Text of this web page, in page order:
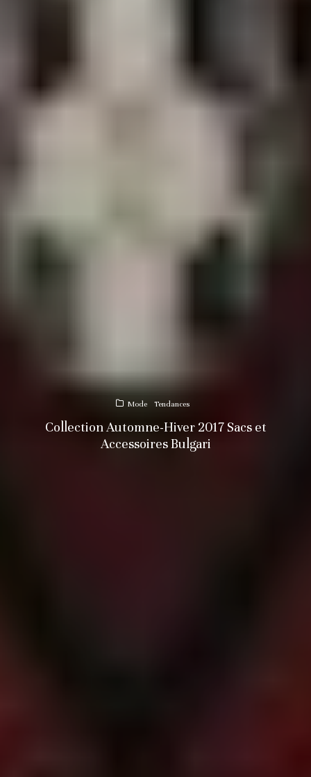
Mode Tendances
Collection Automne-Hiver 2017 Sacs et
Accessoires Bulgari